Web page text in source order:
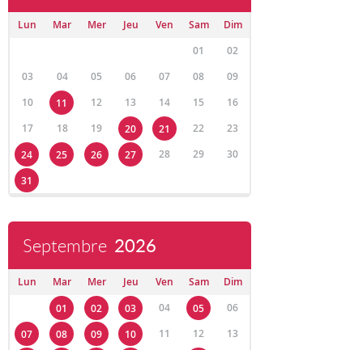
Lun Mar Mer Jeu Ven Sam
Dim
01
02
03
04 05 06 07 08
09
10
11 12 13 14 15
16
17
18 19 20 21 22
23
24
25 26 27 28 29
30
31
Septembre 2026
Lun Mar Mer Jeu Ven Sam
Dim
01
02 03 04 05
06
07
08 09 10 11 12
13